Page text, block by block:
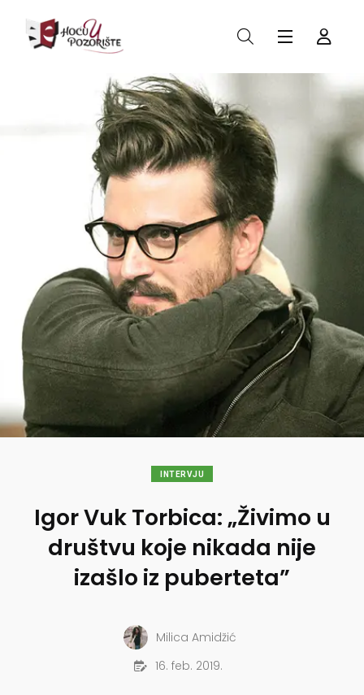
INTERVJU
Igor Vuk Torbica: „Živimo u
društvu koje nikada nije
izašlo iz puberteta”
Milica Amidžić
16. feb. 2019.